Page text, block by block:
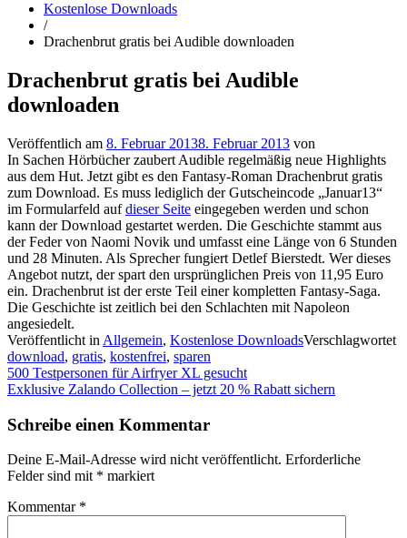
Kostenlose Downloads
/
Drachenbrut gratis bei Audible downloaden
Drachenbrut gratis bei Audible
downloaden
Veröffentlich am 8. Februar 20138. Februar 2013 von
In Sachen Hörbücher zaubert Audible regelmäßig neue Highlights
aus dem Hut. Jetzt gibt es den Fantasy-Roman Drachenbrut gratis
zum Download. Es muss lediglich der Gutscheincode „Januar13“
im Formularfeld aufdieser Seite eingegeben werden und schon
kann der Download gestartet werden. Die Geschichte stammt aus
der Feder von Naomi Novik und umfasst eine Länge von 6 Stunden
und 28 Minuten. Als Sprecher fungiert Detlef Bierstedt. Wer dieses
Angebot nutzt, der spart den ursprünglichen Preis von 11,95 Euro
ein. Drachenbrut ist der erste Teil einer kompletten Fantasy-Saga.
Die Geschichte ist zeitlich bei den Schlachten mit Napoleon
angesiedelt.
Veröffentlicht in Allgemein, Kostenlose DownloadsVerschlagwortet
download, gratis, kostenfrei, sparen
Beitragsnavigation
500 Testpersonen für Airfryer XL gesucht
Exklusive Zalando Collection – jetzt 20 % Rabatt sichern
Schreibe einen Kommentar
Deine E-Mail-Adresse wird nicht veröffentlicht. Erforderliche
Felder sind mit * markiert
Kommentar *